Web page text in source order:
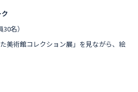
30名）
美術館コレクション展」を見ながら、絵